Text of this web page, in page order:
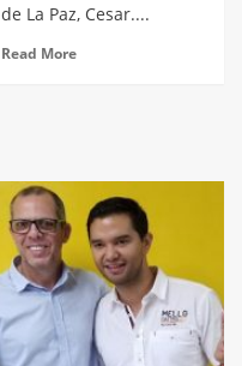
de La Paz, Cesar....
Read More